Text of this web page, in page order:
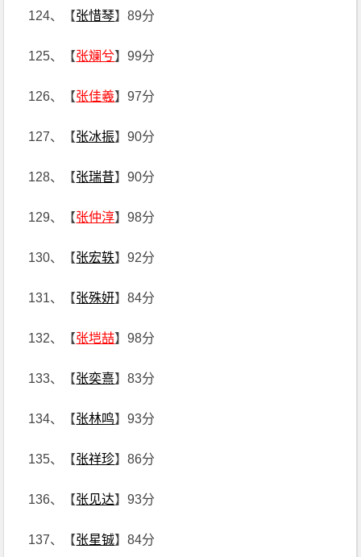
124、【张惜琴】89分
125、【张斓兮】99分
126、【张佳羲】97分
127、【张冰振】90分
128、【张瑞昔】90分
129、【张仲淳】98分
130、【张宏轶】92分
131、【张殊妍】84分
132、【张垲喆】98分
133、【张奕熹】83分
134、【张林鸣】93分
135、【张祥珍】86分
136、【张见达】93分
137、【张星铖】84分